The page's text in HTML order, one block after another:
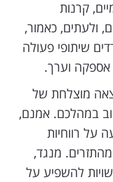
קרנות
ולעתים, כאמור,
שיתופי פעולה
אספקה וערך.
מוצלחת של
במהלכם. אמנם,
על רווחיות
מנגד,
להשפיע על